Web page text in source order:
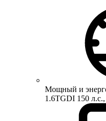
Мощный и
1.6TGDI 150 л.с.,